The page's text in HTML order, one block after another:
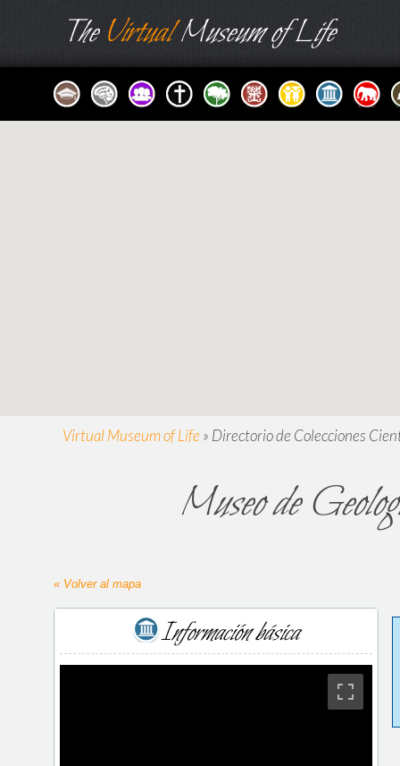
TheVirtualMuseum of Life
Virtual Museum of Life » Directorio de Colecciones
Museo de
« Volver al mapa
Información básica